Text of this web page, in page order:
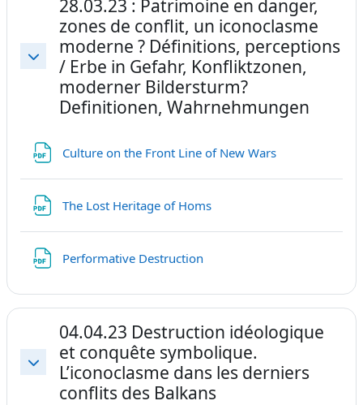
Replier
28.03.23 : Patrimoine en danger,
zones de conflit, un iconoclasme
moderne ? Définitions, perceptions
/ Erbe in Gefahr, Konfliktzonen,
moderner Bildersturm?
Definitionen, Wahrnehmungen
Culture on the Front Line of New Wars
The Lost Heritage of Homs
Performative Destruction
Replier
04.04.23 Destruction idéologique
et conquête symbolique.
L’iconoclasme dans les derniers
conflits des Balkans